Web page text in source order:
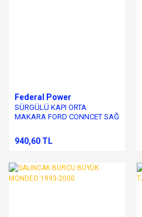
Federal Power
SÜRGÜLÜ KAPI ORTA
MAKARA FORD CONNCET SAĞ
940,60 TL